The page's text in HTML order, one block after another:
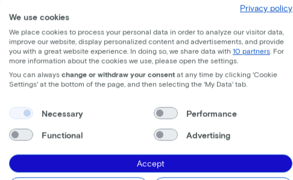
Privacy policy
We use cookies
We place cookies to process your personal data in order to analyze our visitor data,
improve our website, display personalized content and advertisements, and provide
you with a great website experience. In doing so, we share data with 10 partners . For
more information about the cookies we use, please open the settings.
You can always change or withdraw your consent at any time by clicking 'Cookie
Settings' at the bottom of the page, and then selecting the 'My Data' tab.
Necessary Performance
Functional Advertising
Accept